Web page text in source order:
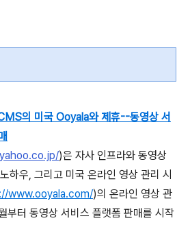
의 미국 Ooyala와 제휴--동영상 서
)은 자사 인프라와 동영상
하우, 그리고 미국 온라인 영상 관리 시
www.ooyala.com/)의 온라인 영상 관
부터 동영상 서비스 플랫폼 판매를 시작